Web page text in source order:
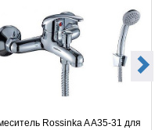
Rossinka A A35-31 для